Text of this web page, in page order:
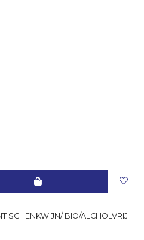
SCHENKWIJN/ BIO/ALCHOLVRIJ